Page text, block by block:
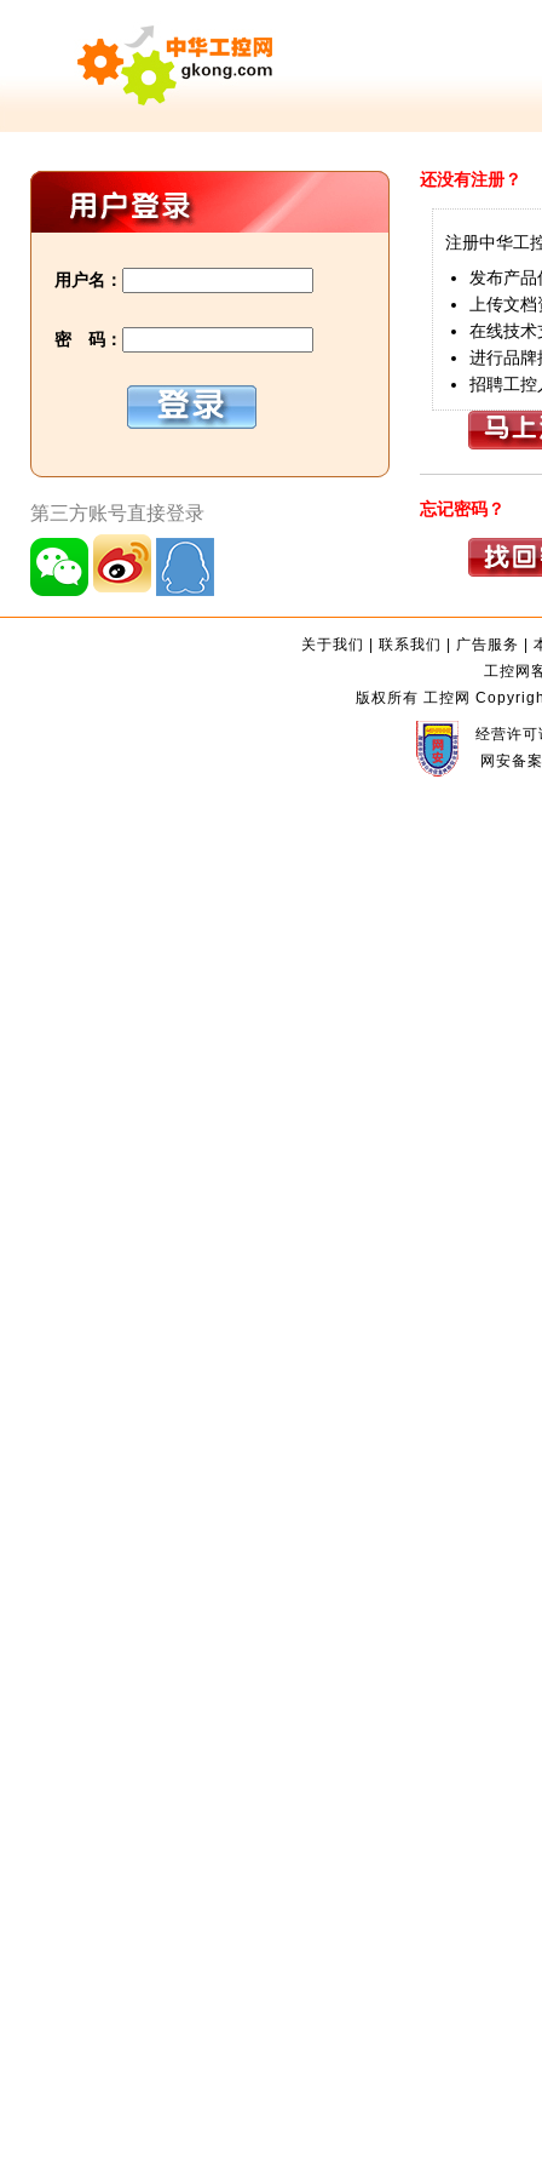
用户名：
密 码：
第三方账号直接登录
还没有注册？
注册中华工
发布产品
上传文档
在线技术
进行品牌
招聘工控
忘记密码？
关于我们 |联系我们 | 广告服务 |
工控网
版权所有 工控网
经营许
网安备